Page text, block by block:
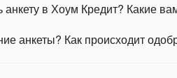
анкету в Хоум Кредит? Какие
анкеты? Как происходит